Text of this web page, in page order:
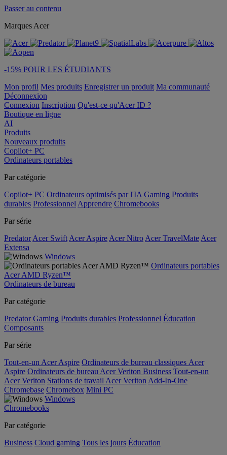
Passer au contenu
Marques Acer
-15% POUR LES ÉTUDIANTS
Mon profil Mes produits Enregistrer un produit Ma communauté
Déconnexion
Connexion Inscription Qu'est-ce qu'Acer ID ?
Boutique en ligne
AI
Produits
Nouveaux produits
Copilot+ PC
Ordinateurs portables
Par catégorie
Copilot+ PC Ordinateurs optimisés par l'IA Gaming Produits
durables Professionnel Apprendre Chromebooks
Par série
Predator Acer Swift Acer Aspire Acer Nitro Acer TravelMate Acer
Extensa
Windows
Ordinateurs portables
Acer AMD Ryzen™
Ordinateurs de bureau
Par catégorie
Predator Gaming Produits durables Professionnel Éducation
Composants
Par série
Tout-en-un Acer Aspire Ordinateurs de bureau classiques Acer
Aspire Ordinateurs de bureau Acer Veriton Business Tout-en-un
Acer Veriton Stations de travail Acer Veriton Add-In-One
Chromebase Chromebox Mini PC
Windows
Chromebooks
Par catégorie
Business Cloud gaming Tous les jours Éducation